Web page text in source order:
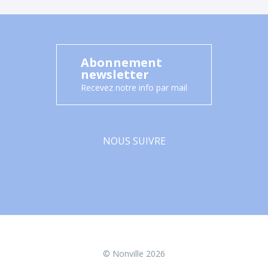
Abonnement
newsletter
Recevez notre info par mail
NOUS SUIVRE
© Nonville 2026